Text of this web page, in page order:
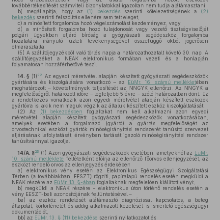
továbbértékesítését számviteli bizonylatokkal igazoltan nem tudja alátámasztani,
b) megállapítja, hogy az (1) bekezdésszerinti kötelezettségének a (2)
bekezdés szerinti felszólítás ellenére sem tett eleget,
c) a minősített forgalomba hozó végelszámolást kezdeményez, vagy
d) a minősített forgalomba hozó tulajdonosát vagy vezető tisztségviselőjét
polgári ügyekben eljáró bíróság a gyógyászati segédeszköz forgalomba
hozatalára irányuló üzleti tevékenységével összefüggő okból jogerősen
elmarasztalta.
(5) A szállítójegyzékből való törlés napja a határozathozatalt követő 30. nap. A
szállítójegyzéket a NEAK elektronikus formában vezeti és a honlapján
folyamatosan hozzáférhetővé teszi.
14. § (1) 22
Az egyedi méretvétel alapján készített gyógyászati segédeszközök
gyártására és kiszolgálására vonatkozó – az EüMr. 16. számú mellékletében
meghatározott – követelmények teljesítését az NNGYK ellenőrzi. Az NNGYK a
megfelelőségről határozott időre – legfeljebb 5 évre – szóló határozatban dönt. Ez
a rendelkezés vonatkozik azon egyedi méretvétel alapján készített eszközök
gyártóira is, akik nem maguk végzik az általuk készített eszköz kiszolgáltatását.
(2) Az (1) bekezdésben
foglaltakat nem kell alkalmazni azon egyedi
méretvétel alapján készített gyógyászati segédeszközök vonatkozásában,
amelyek esetében a forgalmazó (gyártó) a gyártás megfelelőségét az
orvostechnikai eszközt gyártók minőségirányítási rendszerét tanúsító szervezet
eljárásának lefolytatását, érvényben tartását igazoló minőségirányítási rendszer
tanúsítvánnyal igazolja.
14/A. §23 (1) Azon gyógyászati segédeszközök esetében, amelyeknél az EüMr.
10. számú melléklete feltételként előírja az ellenőrző főorvos ellenjegyzését, az
eszközt rendelő orvos az ellenjegyzés érdekében
a) elektronikus vény esetén az Elektronikus Egészségügyi Szolgáltatási
Térben (a továbbiakban: EESZT) rögzíti, papíralapú rendelés esetén megküldi a
NEAK részére az EüMr. 13. §-ában foglaltaknak megfelelően kiállított vényt,
b) megküldi a NEAK részére – elektronikus úton történő rendelés esetén a
vény EESZT-beli azonosítójának feltüntetésével –
ba) az eszköz rendelését alátámasztó diagnózissal kapcsolatos, a beteg
állapotát, kórtörténetét és addig alkalmazott kezelését is ismertető egészségügyi
dokumentációt,
bb) az EüMr. 13. § (11) bekezdése szerinti nyilatkozatot és